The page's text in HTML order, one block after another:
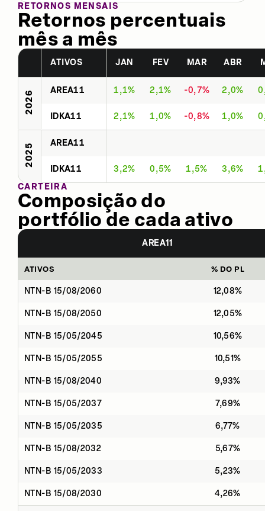
RETORNOS MENSAIS
Retornos percentuais
mês a mês
ATIVOS JAN FEV MAR ABR
2026 AREA11 1,1% 2,1% -0,7% 2,0%
IDKA11 2,1% 1,0% -0,8% 1,0%
2025 AREA11
IDKA11 3,2% 0,5% 1,5% 3,6%
CARTEIRA
Composição do
portfólio de cada ativo
AREA11
ATIVOS % DO PL
NTN-B 15/08/2060 12,08%
NTN-B 15/08/2050 12,05%
NTN-B 15/05/2045 10,56%
NTN-B 15/05/2055 10,51%
NTN-B 15/08/2040 9,93%
NTN-B 15/05/2037 7,69%
NTN-B 15/05/2035 6,77%
NTN-B 15/08/2032 5,67%
NTN-B 15/05/2033 5,23%
NTN-B 15/08/2030 4,26%